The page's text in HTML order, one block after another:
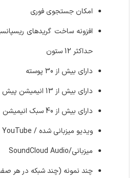
امکان جستجوی فوری
افزونه ساخت گریدهای
حداکثر 12 ستون
دارای بیش از 30 پوسته
دارای بیش از 13 انیمیشن پیش بارگذاری
دارای بیش از 40 سبک انیمیشن
ویدیو میزبانی شده / Vimeo / YouTube
میزبانی/SoundCloud Audio
چند نمونه (چند شبکه در هر